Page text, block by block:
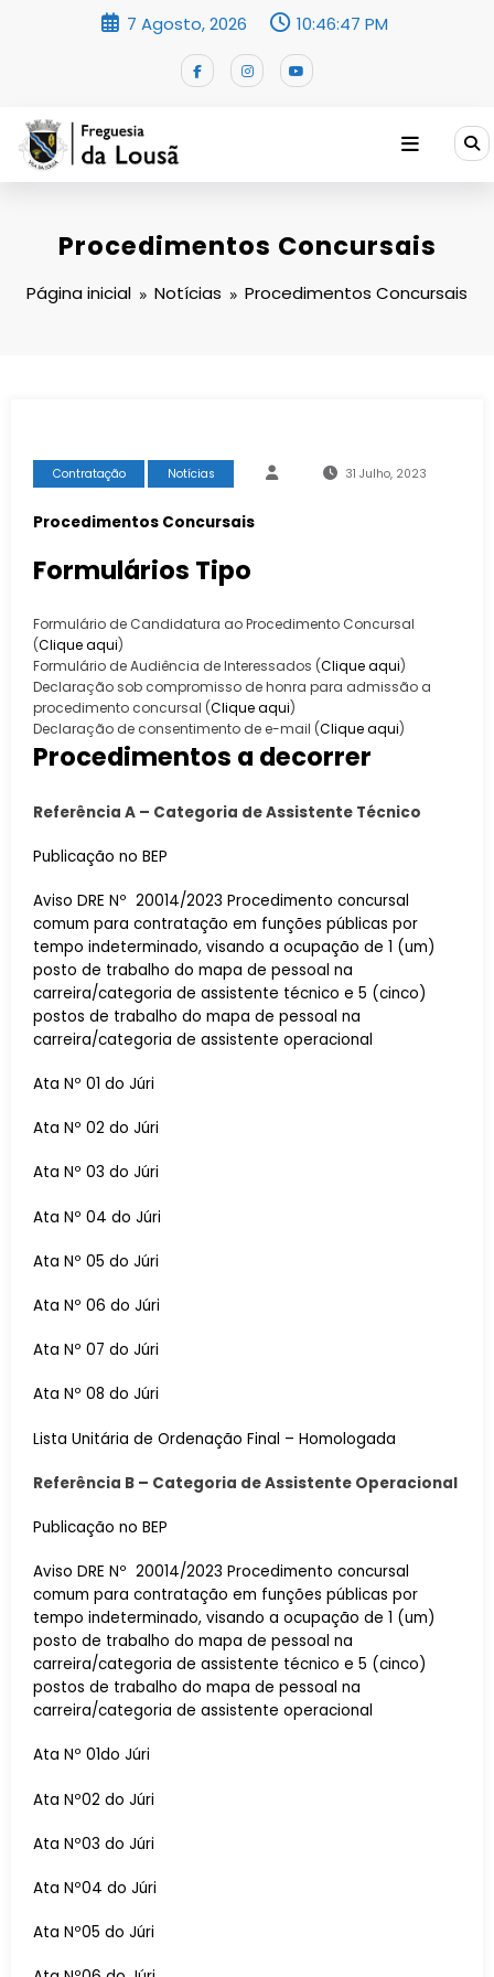
7 Agosto, 2026 10:46:48 PM
Procedimentos Concursais
Página inicial Notícias Procedimentos Concursais
Contratação Notícias 31 Julho, 2023
Procedimentos Concursais
Formulários Tipo
Formulário de Candidatura ao Procedimento Concursal
(Clique aqui)
Formulário de Audiência de Interessados (Clique aqui)
Declaração sob compromisso de honra para admissão a
procedimento concursal (Clique aqui)
Declaração de consentimento de e-mail (Clique aqui)
Procedimentos a decorrer
Referência A – Categoria de Assistente Técnico
Publicação no BEP
Aviso DRE Nº 20014/2023 Procedimento concursal
comum para contratação em funções públicas por
tempo indeterminado, visando a ocupação de 1 (um)
posto de trabalho do mapa de pessoal na
carreira/categoria de assistente técnico e 5 (cinco)
postos de trabalho do mapa de pessoal na
carreira/categoria de assistente operacional
Ata Nº 01 do Júri
Ata Nº 02 do Júri
Ata Nº 03 do Júri
Ata Nº 04 do Júri
Ata Nº 05 do Júri
Ata Nº 06 do Júri
Ata Nº 07 do Júri
Ata Nº 08 do Júri
Lista Unitária de Ordenação Final – Homologada
Referência B – Categoria de Assistente Operacional
Publicação no BEP
Aviso DRE Nº 20014/2023 Procedimento concursal
comum para contratação em funções públicas por
tempo indeterminado, visando a ocupação de 1 (um)
posto de trabalho do mapa de pessoal na
carreira/categoria de assistente técnico e 5 (cinco)
postos de trabalho do mapa de pessoal na
carreira/categoria de assistente operacional
Ata Nº 01do Júri
Ata Nº02 do Júri
Ata Nº03 do Júri
Ata Nº04 do Júri
Ata Nº05 do Júri